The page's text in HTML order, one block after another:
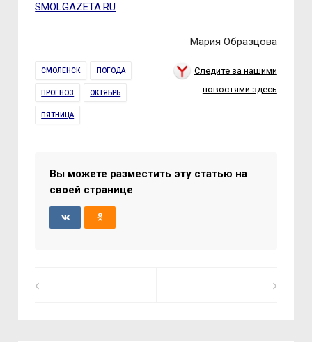
SMOLGAZETA.RU
Мария Образцова
СМОЛЕНСК ПОГОДА
ПРОГНОЗ ОКТЯБРЬ
ПЯТНИЦА
Следите за нашими
новостями здесь
Вы можете разместить эту статью на
своей странице